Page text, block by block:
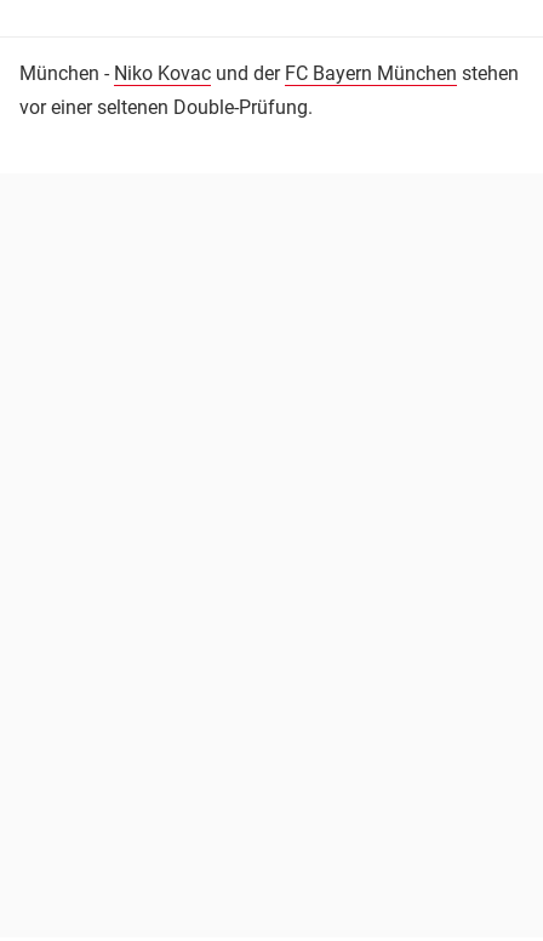
München - Niko Kovac und der FC Bayern München stehen
vor einer seltenen Double-Prüfung.